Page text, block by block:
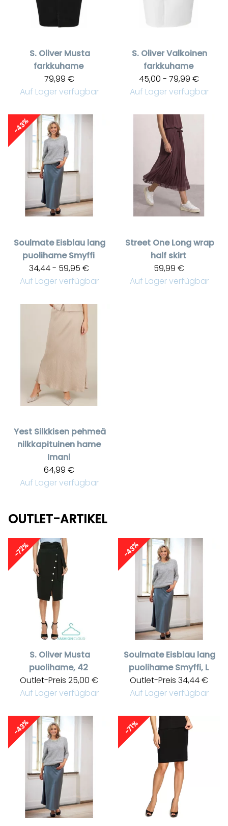
S. Oliver Musta
farkkuhame
79,99 €
Auf Lager verfügbar
S. OliverValkoinen
farkkuhame
45,00 - 79,99 €
Auf Lager verfügbar
-43%
Soulmate Eisblau lang
puolihame Smyffi
34,44 - 59,95 €
Auf Lager verfügbar
Street One Long wrap
half skirt
59,99 €
Auf Lager verfügbar
Yest Silkkisen pehmeä
nilkkapituinen hame
Imani
64,99 €
Auf Lager verfügbar
OUTLET-ARTIKEL
-72%
S. Oliver Musta
puolihame, 42
Outlet-Preis 25,00 €
Auf Lager verfügbar
-43%
Soulmate Eisblau lang
puolihame Smyffi, L
Outlet-Preis 34,44 €
Auf Lager verfügbar
-43% -71%